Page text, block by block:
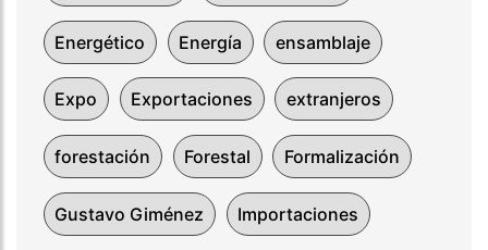
Energético Energía ensamblaje
Expo Exportaciones extranjeros
forestación Forestal Formalización
Gustavo Giménez Importaciones